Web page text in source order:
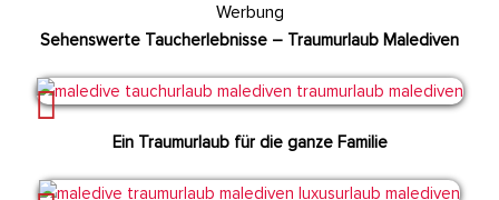
Werbung
Sehenswerte Taucherlebnisse – Traumurlaub Malediven
Ein Traumurlaub für die ganze Familie